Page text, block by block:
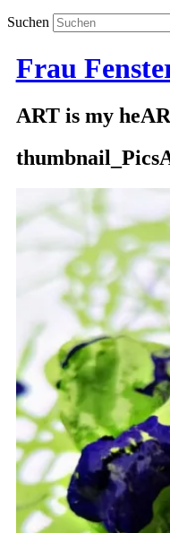
Suchen
Frau
ART is my